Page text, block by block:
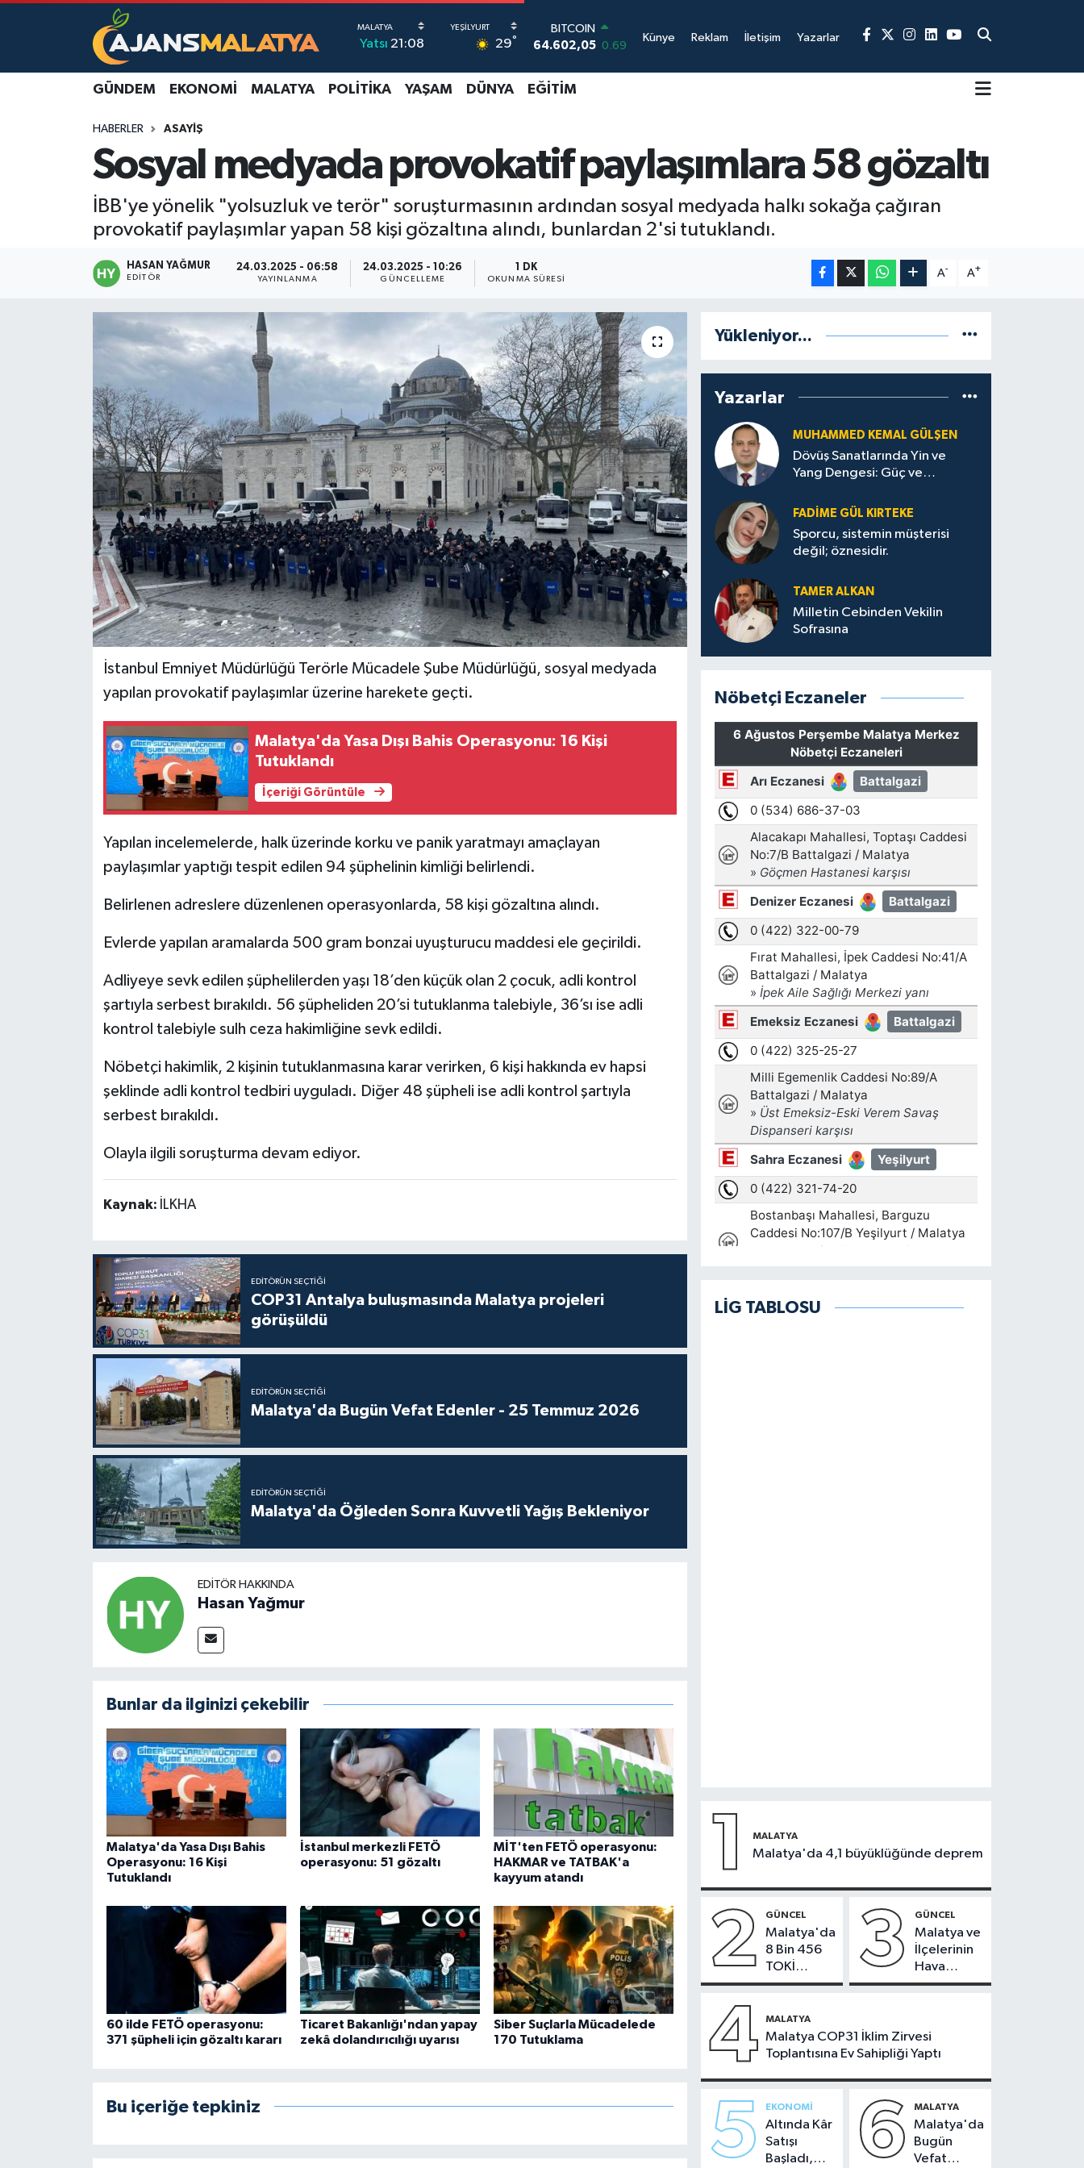
Yatsı 21:08 29°
DOLAR
EURO
55,0250
6513.94 0.32
BİST100
Künye Reklam İletişim Yazarlar
GÜNDEM EKONOMI MALATYA POLITIKA YAŞAM DÜNYA EĞITIM
HABERLER ASAYIŞ
Sosyal medyada provokatif paylaşımlara 58 gözaltı
İBB'ye yönelik "yolsuzluk ve terör" soruşturmasının ardından sosyal medyada halkı sokağa çağıran
provokatif paylaşımlar yapan 58 kişi gözaltına alındı, bunlardan 2'si tutuklandı.
HASAN YAĞMUR
EDITÖR
24.03.2025 - 06:58
YAYINLANMA
24.03.2025 - 10:26
GÜNCELLEME
1 DK
OKUNMA SÜRESI
A- A+
İstanbul Emniyet Müdürlüğü Terörle Mücadele Şube Müdürlüğü, sosyal medyada
yapılan provokatif paylaşımlar üzerine harekete geçti.
Malatya'da Yasa Dışı Bahis Operasyonu: 16 Kişi
Tutuklandı
İçeriği Görüntüle
Yapılan incelemelerde, halk üzerinde korku ve panik yaratmayı amaçlayan
paylaşımlar yaptığı tespit edilen 94 şüphelinin kimliği belirlendi.
Belirlenen adreslere düzenlenen operasyonlarda, 58 kişi gözaltına alındı.
Evlerde yapılan aramalarda 500 gram bonzai uyuşturucu maddesi ele geçirildi.
Adliyeye sevk edilen şüphelilerden yaşı 18’den küçük olan 2 çocuk, adli kontrol
şartıyla serbest bırakıldı. 56 şüpheliden 20’si tutuklanma talebiyle, 36’sı ise adli
kontrol talebiyle sulh ceza hakimliğine sevk edildi.
Nöbetçi hakimlik, 2 kişinin tutuklanmasına karar verirken, 6 kişi hakkında ev hapsi
şeklinde adli kontrol tedbiri uyguladı. Diğer 48 şüpheli ise adli kontrol şartıyla
serbest bırakıldı.
Olayla ilgili soruşturma devam ediyor.
Kaynak: İLKHA
EDITÖRÜN SEÇTIĞI
COP31 Antalya buluşmasında Malatya projeleri
görüşüldü
EDITÖRÜN SEÇTIĞI
Malatya'da Bugün Vefat Edenler - 25 Temmuz 2026
EDITÖRÜN SEÇTIĞI
Malatya'da Öğleden Sonra Kuvvetli Yağış Bekleniyor
EDITÖR HAKKINDA
Hasan Yağmur
Bunlar da ilginizi çekebilir
Malatya'da Yasa Dışı Bahis
Operasyonu: 16 Kişi
Tutuklandı
İstanbul merkezli FETÖ
operasyonu: 51 gözaltı
MİT'ten FETÖ operasyonu:
HAKMAR ve TATBAK'a
kayyum atandı
60 ilde FETÖ operasyonu:
371 şüpheli için gözaltı kararı
Ticaret Bakanlığı'ndan yapay
zekâ dolandırıcılığı uyarısı
Siber Suçlarla Mücadelede
170 Tutuklama
Bu içeriğe tepkiniz
Yükleniyor...
Yazarlar
MUHAMMED KEMAL GÜLŞEN
Dövüş Sanatlarında Yin ve
Yang Dengesi: Güç ve
FADIME GÜL KIRTEKE
Sporcu, sistemin müşterisi
değil; öznesidir.
TAMER ALKAN
Milletin Cebinden Vekilin
Sofrasına
Nöbetçi Eczaneler
LİG TABLOSU
1 MALATYA
Malatya'da 4,1 büyüklüğünde deprem
2 GÜNCEL
Malatya'da
8 Bin 456
TOKİ
Konutunun
Bugün
Çekiliyor
3 GÜNCEL
Malatya ve
İlçelerinin
Hava
Durumu -
2026
4 MALATYA
Malatya COP31 İklim Zirvesi
Toplantısına Ev Sahipliği Yaptı
5 EKONOMI
Altında Kâr
Satışı
Başladı,
6 MALATYA
Malatya'da
Bugün
Vefat
Gündem
Politika
Teknoloji
Malatya Nöbetçi Eczaneler
Malatya Trafik Yoğunluk Haritası
TFF 3.Lig 2.Grup Puan Durumu ve Fikstür
Tüm Manşetler